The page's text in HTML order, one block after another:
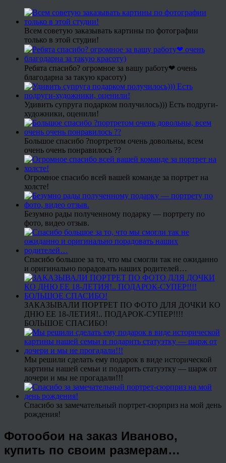
Всем советую заказывать картины по фотографии
только в этой студии!
Ребята спасибо? огромное за вашу работу❤ очень
благодарна за такую красоту)
Удивить супруга подарком получилось))) Есть подруги-
художники, оценили!
Большое спасибо ?портретом очень довольны, всем
очень очень понравилось ??
Огромное спасибо всей вашей команде за портрет на
холсте!
Безумно рады полученному подарку — портрету по
фото, видео отзыв.
Спасибо большое за то, что мы смогли так не ожиданно
и оригинально порадовать наших родителей…
ЗАКАЗЫВАЛИ ПОРТРЕТ ПО ФОТО ДЛЯ ДОЧКИ КО
ДНЮ ЕЕ 18-ЛЕТИЯ!.. ПОДАРОК-СУПЕР!!!!
БОЛЬШОЕ СПАСИБО!
Мы решили сделать ему подарок в виде исторической
картины нашей семьи и подарить статуэтку — шарж от
дочери и мы не прогадали!!!
Спасибо за замечательный портрет-сюрприз на мой день
рождения!
Фотообои на заказ Иваново,
купить по своим размерам…